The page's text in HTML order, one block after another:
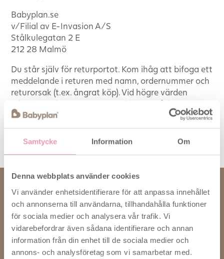
Samtycke Information Om
Denna webbplats använder cookies
Vi använder enhetsidentifierare för att anpassa innehållet
och annonserna till användarna, tillhandahålla funktioner
för sociala medier och analysera vår trafik. Vi
vidarebefordrar även sådana identifierare och annan
information från din enhet till de sociala medier och
annons- och analysföretag som vi samarbetar med.
Babyplan.se
v/Filial av E-Invasion A/S
Stålkulegatan 2 E
212 28 Malmö
Du står själv för returportot. Kom ihåg att bifoga ett
meddelande i returen med namn, ordernummer och
returorsak (t.ex. ångrat köp). Vid högre värden
rekommenderas att returen skickas spårbart,
eftersom du som avsändare ansvarar för att vi tar
emot returen (men detta är förstås upp till dig).
Hjälp
Kontakta kundservice
Leveranstid